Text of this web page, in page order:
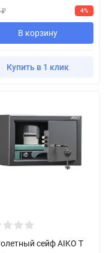
₽ 4%
В корзину
Купить в 1 клик
сейф AIKO T